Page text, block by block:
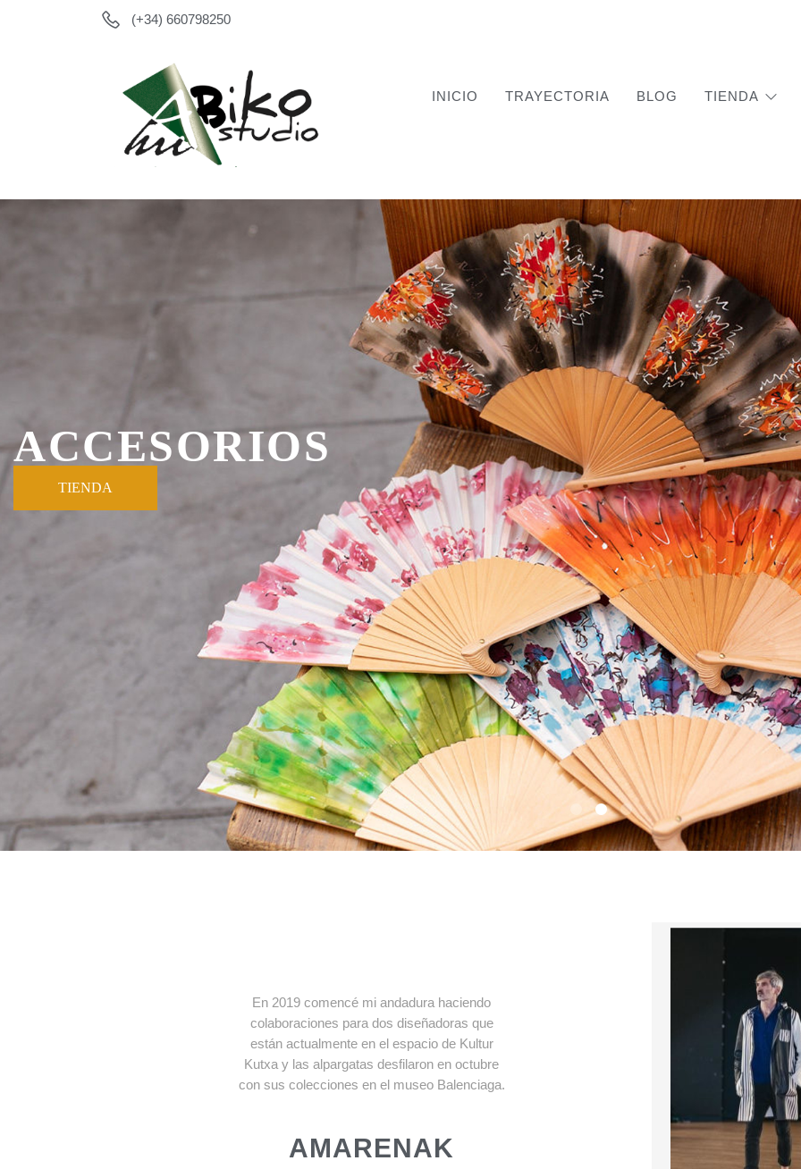
(+34) 660798250
INICIO TRAYECTORIA BLOG TIENDA
TIENDA
ACCESORIOS
En 2019 comencé mi andadura haciendo
colaboraciones para dos diseñadoras que
están actualmente en el espacio de Kultur
Kutxa y las alpargatas desfilaron en octubre
con sus colecciones en el museo Balenciaga.
AMARENAK